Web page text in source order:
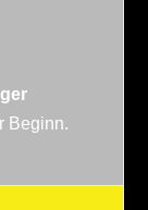
Beginn.